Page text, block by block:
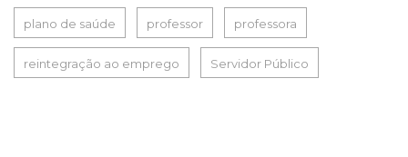
plano de saúde professor professora
reintegração ao emprego Servidor Público